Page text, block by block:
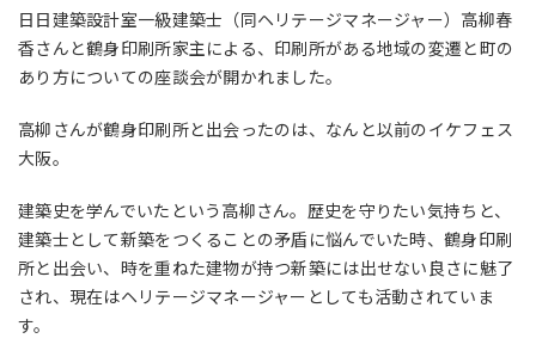
日日建築設計室一級建築士（同ヘリテージマネージャー）高柳春
香さんと鶴身印刷所家主による、印刷所がある地域の変遷と町の
あり方についての座談会が開かれました。
高柳さんが鶴身印刷所と出会ったのは、なんと以前のイケフェス
大阪。
建築史を学んでいたという高柳さん。歴史を守りたい気持ちと、
建築士として新築をつくることの矛盾に悩んでいた時、鶴身印刷
所と出会い、時を重ねた建物が持つ新築には出せない良さに魅了
され、現在はヘリテージマネージャーとしても活動されていま
す。